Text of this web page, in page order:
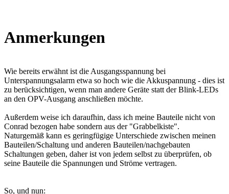
Anmerkungen
Wie bereits erwähnt ist die Ausgangsspannung bei
Unterspannungsalarm etwa so hoch wie die Akkuspannung - dies ist
zu berücksichtigen, wenn man andere Geräte statt der Blink-LEDs
an den OPV-Ausgang anschließen möchte.
Außerdem weise ich daraufhin, dass ich meine Bauteile nicht von
Conrad bezogen habe sondern aus der "Grabbelkiste".
Naturgemäß kann es geringfügige Unterschiede zwischen meinen
Bauteilen/Schaltung und anderen Bauteilen/nachgebauten
Schaltungen geben, daher ist von jedem selbst zu überprüfen, ob
seine Bauteile die Spannungen und Ströme vertragen.
So, und nun: